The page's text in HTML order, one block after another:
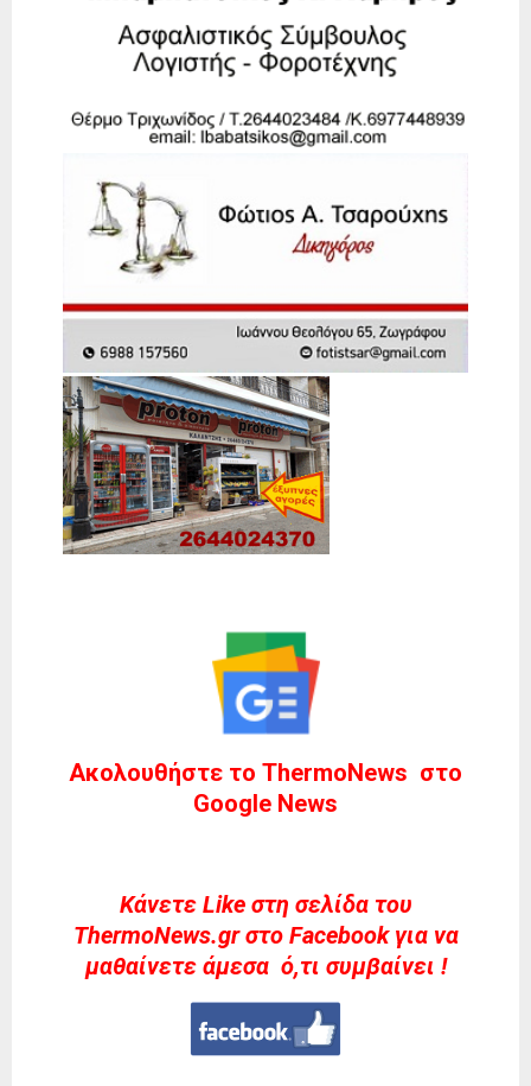
Ακολουθήστε το ThermoNews στο
Google News
Kάνετε Like στη σελίδα του
ThermoNews.gr στο Facebook για να
μαθαίνετε άμεσα ό,τι συμβαίνει !